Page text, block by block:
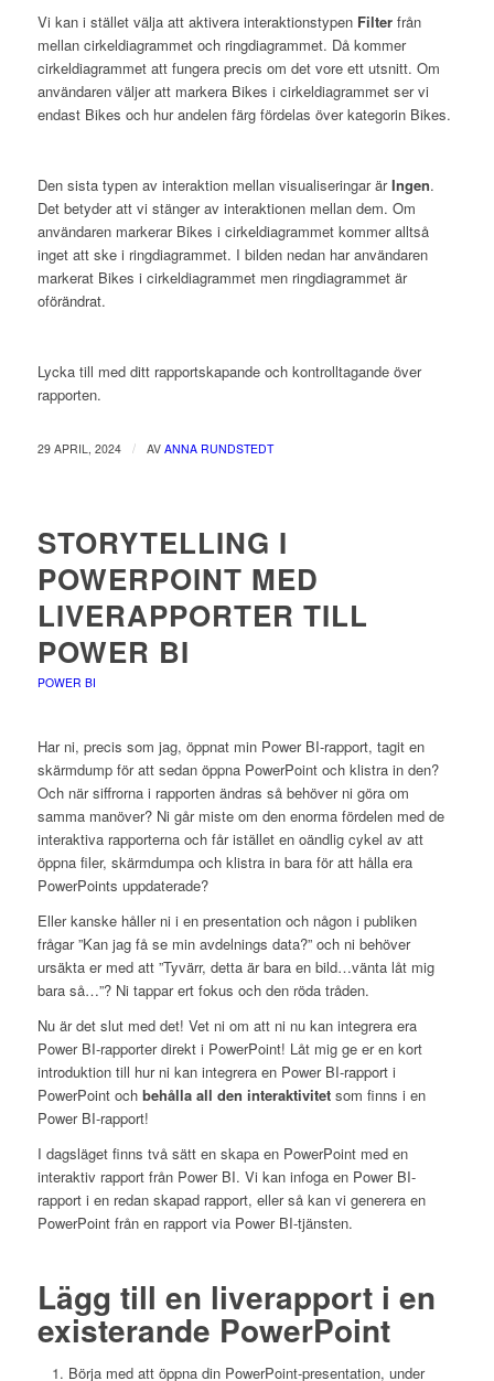
Vi kan i stället välja att aktivera interaktionstypen Filterfrån
mellan cirkeldiagrammet och ringdiagrammet. Då kommer
cirkeldiagrammet att fungera precis om det vore ett utsnitt. Om
användaren väljer att markera Bikes i cirkeldiagrammet ser vi
endast Bikes och hur andelen färg fördelas över kategorin Bikes.
Den sista typen av interaktion mellan visualiseringar ärIngen.
Det betyder att vi stänger av interaktionen mellan dem. Om
användaren markerar Bikes i cirkeldiagrammet kommer alltså
inget att ske i ringdiagrammet. I bilden nedan har användaren
markerat Bikes i cirkeldiagrammet men ringdiagrammet är
oförändrat.
Lycka till med ditt rapportskapande och kontrolltagande över
rapporten.
29 APRIL, 2024 / AV ANNA RUNDSTEDT
STORYTELLING I
POWERPOINT MED
LIVERAPPORTER TILL
POWER BI
POWER BI
Har ni, precis som jag, öppnat min Power BI-rapport, tagit en
skärmdump för att sedan öppna PowerPoint och klistra in den?
Och när siffrorna i rapporten ändras så behöver ni göra om
samma manöver? Ni går miste om den enorma fördelen med de
interaktiva rapporterna och får istället en oändlig cykel av att
öppna filer, skärmdumpa och klistra in bara för att hålla era
PowerPoints uppdaterade?
Eller kanske håller ni i en presentation och någon i publiken
frågar ”Kan jag få se min avdelnings data?” och ni behöver
ursäkta er med att ”Tyvärr, detta är bara en bild…vänta låt mig
bara så…”? Ni tappar ert fokus och den röda tråden.
Nu är det slut med det! Vet ni om att ni nu kan integrera era
Power BI-rapporter direkt i PowerPoint! Låt mig ge er en kort
introduktion till hur ni kan integrera en Power BI-rapport i
PowerPoint och behålla all den interaktivitetsom finns i en
Power BI-rapport!
I dagsläget finns två sätt en skapa en PowerPoint med en
interaktiv rapport från Power BI. Vi kan infoga en Power BI-
rapport i en redan skapad rapport, eller så kan vi generera en
PowerPoint från en rapport via Power BI-tjänsten.
Lägg till en liverapport i en
existerande PowerPoint
Börja med att öppna din PowerPoint-presentation, under